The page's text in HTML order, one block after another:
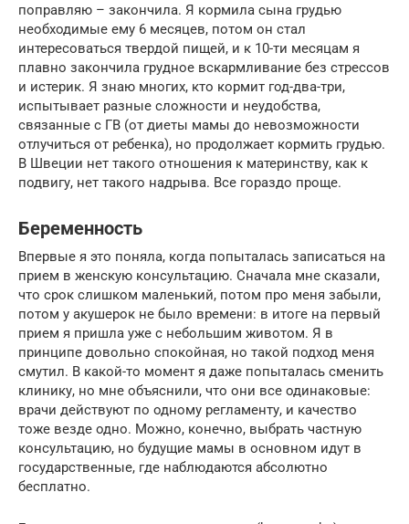
поправляю – закончила. Я кормила сына грудью
необходимые ему 6 месяцев, потом он стал
интересоваться твердой пищей, и к 10-ти месяцам я
плавно закончила грудное вскармливание без стрессов
и истерик. Я знаю многих, кто кормит год-два-три,
испытывает разные сложности и неудобства,
связанные с ГВ (от диеты мамы до невозможности
отлучиться от ребенка), но продолжает кормить грудью.
В Швеции нет такого отношения к материнству, как к
подвигу, нет такого надрыва. Все гораздо проще.
Беременность
Впервые я это поняла, когда попыталась записаться на
прием в женскую консультацию. Сначала мне сказали,
что срок слишком маленький, потом про меня забыли,
потом у акушерок не было времени: в итоге на первый
прием я пришла уже с небольшим животом. Я в
принципе довольно спокойная, но такой подход меня
смутил. В какой-то момент я даже попыталась сменить
клинику, но мне объяснили, что они все одинаковые:
врачи действуют по одному регламенту, и качество
тоже везде одно. Можно, конечно, выбрать частную
консультацию, но будущие мамы в основном идут в
государственные, где наблюдаются абсолютно
бесплатно.